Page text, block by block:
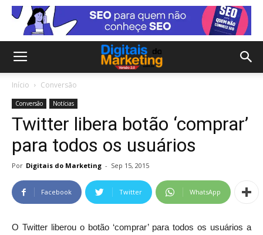
Início Conversão
Conversão Notícias
Twitter libera botão ‘comprar’
para todos os usuários
Por Digitais do Marketing - Sep 15, 2015
Facebook Twitter WhatsApp
O Twitter liberou o botão ‘comprar’ para todos os usuários a